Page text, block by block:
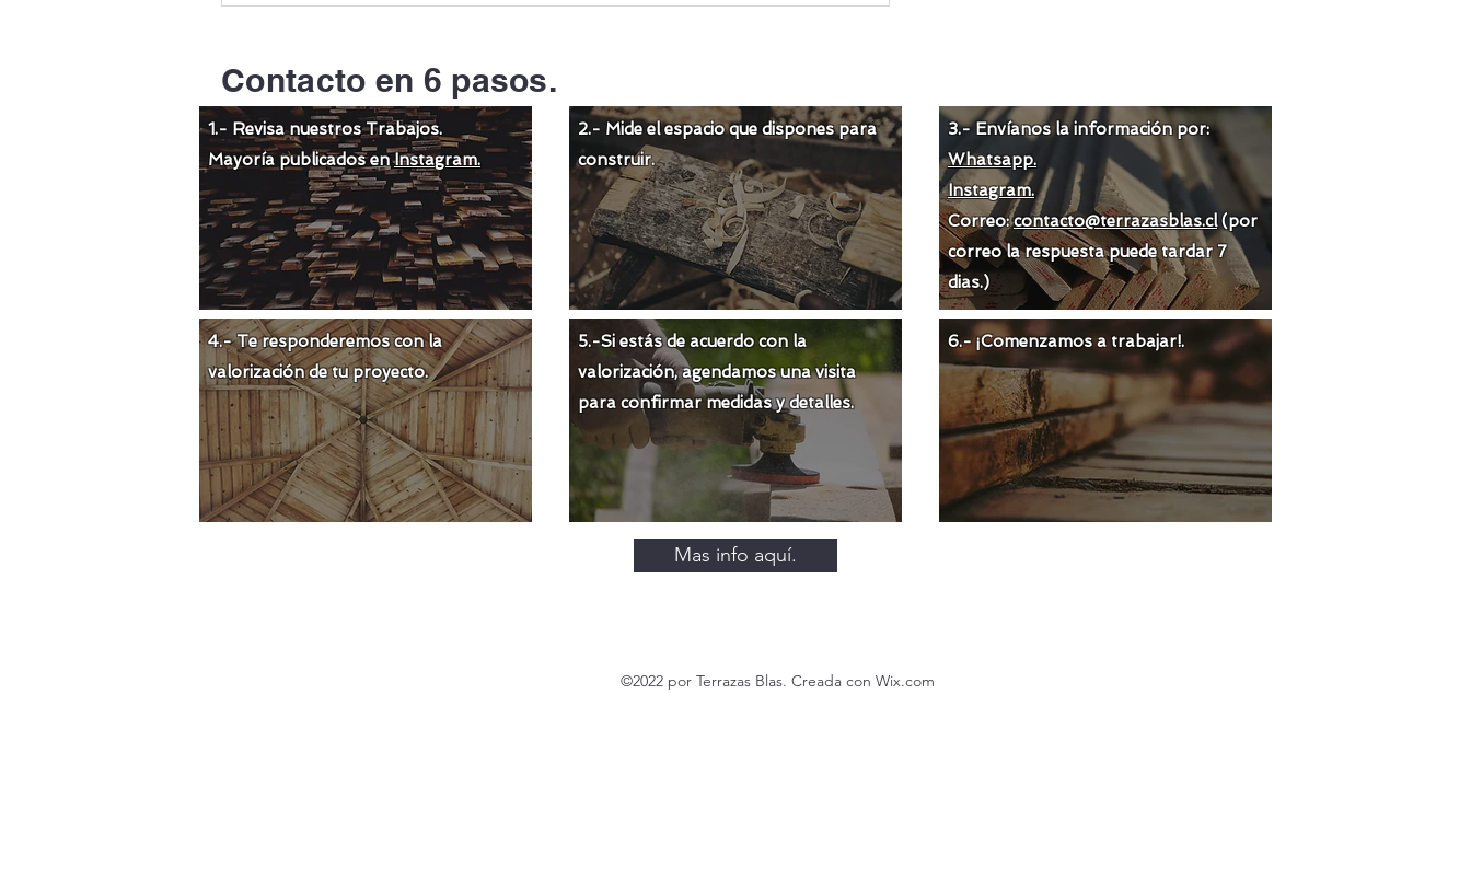
Contacto en 6 pasos.
1.- Revisa nuestros Trabajos.
Mayoría publicados enInstagram.
4.- Te responderemos con la
valorización de tu proyecto.
2.- Mide el espacio que dispones para
construir.
5.-Si estás de acuerdo con la
valorización, agendamos una visita
para confirmar medidas y detalles.
3.- Envíanos la información por:
Whatsapp.
Instagram.
Correo:contacto@terrazasblas.cl(por
correo la respuesta puede tardar 7
dias.)
6.- ¡Comenzamos a trabajar!.
Mas info aquí.
©2022 por Terrazas Blas. Creada con Wix.com